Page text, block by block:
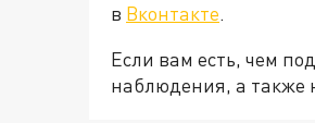
в Вконтакте.
Если вам есть, чем
наблюдения, а также